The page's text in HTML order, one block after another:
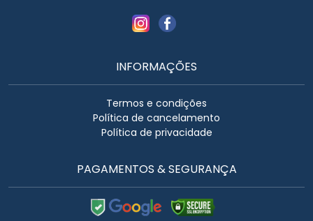
INFORMAÇÕES
Termos e condições
Política de cancelamento
Política de privacidade
PAGAMENTOS & SEGURANÇA